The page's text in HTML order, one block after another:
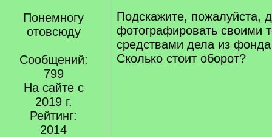
Понемногу
отовсюду
Сообщений:
799
На сайте с
2019 г.
Рейтинг:
2014
Подскажите, пожалуйста,
фотографировать своими
средствами дела из
Сколько стоит оборот?